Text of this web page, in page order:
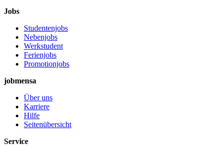
Jobs
Studentenjobs
Nebenjobs
Werkstudent
Ferienjobs
Promotionjobs
jobmensa
Über uns
Karriere
Hilfe
Seitenübersicht
Service